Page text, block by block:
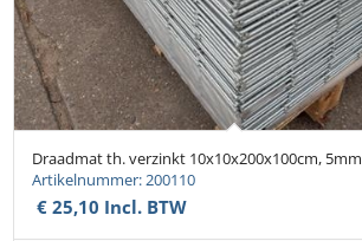
Draadmat th. verzinkt 10x10x200x100cm, 5mm
Artikelnummer: 200110
€ 25,10 Incl. BTW